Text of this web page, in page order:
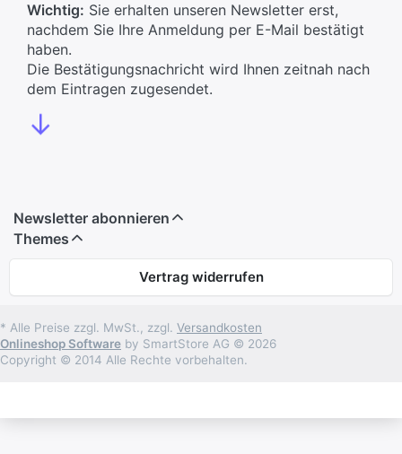
Wichtig: Sie erhalten unseren Newsletter erst,
nachdem Sie Ihre Anmeldung per E-Mail bestätigt
haben.
Die Bestätigungsnachricht wird Ihnen zeitnah nach
dem Eintragen zugesendet.
↓
Newsletter abonnieren
Themes
Vertrag widerrufen
* Alle Preise zzgl. MwSt., zzgl. Versandkosten
Onlineshop Software by SmartStore AG © 2026
Copyright © 2014 Alle Rechte vorbehalten.